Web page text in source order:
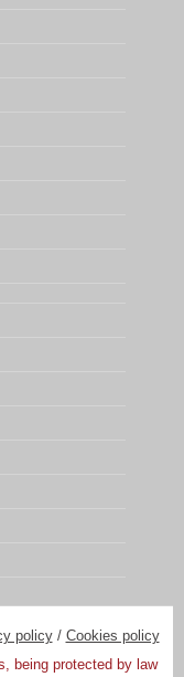
policy/ Cookies policy
being protected by law